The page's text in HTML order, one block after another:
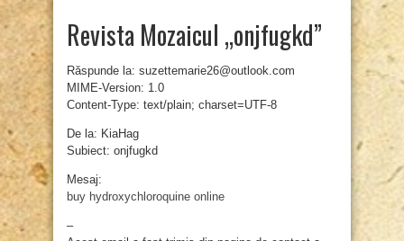
Revista Mozaicul „onjfugkd”
Răspunde la: suzettemarie26@outlook.com
MIME-Version: 1.0
Content-Type: text/plain; charset=UTF-8
De la: KiaHag
Subiect: onjfugkd
Mesaj:
buy hydroxychloroquine online
–